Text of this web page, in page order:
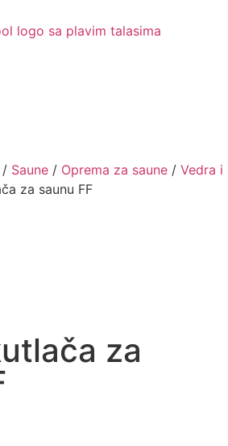
/ Saune / Oprema za saune / Vedra i
za saunu FF
za